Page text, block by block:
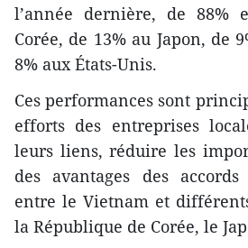
l’année dernière, de 88%
Corée, de 13% au Japon, de
8% aux États-Unis.
Ces performances sont
efforts des entreprises
leurs liens, réduire les
des avantages des
entre le Vietnam et
la République de Corée, le